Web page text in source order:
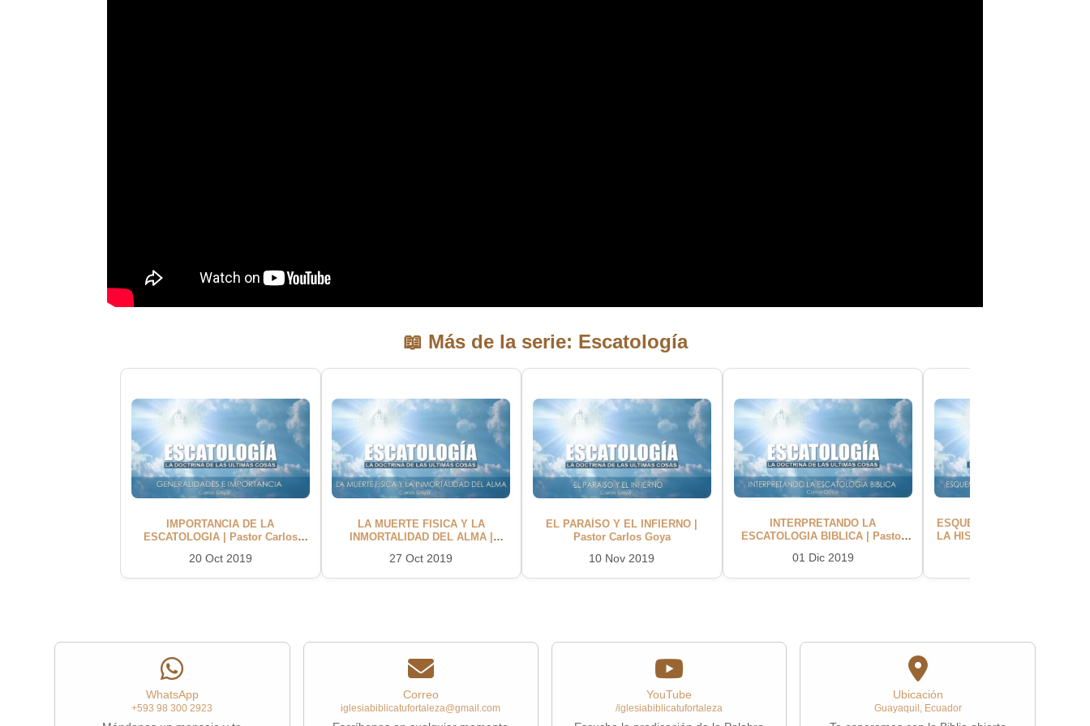
📖 Más de la serie: Escatología
IMPORTANCIA DE LA
ESCATOLOGIA | Pastor Carlos
20 Oct 2019
LA MUERTE FISICA Y LA
INMORTALIDAD DEL ALMA |
27 Oct 2019
EL PARAÍSO Y EL INFIERNO |
Pastor Carlos Goya
10 Nov 2019
INTERPRETANDO LA
ESCATOLOGIA BIBLICA | Pastor
01 Dic 2019
ESQUEMAS
LA HISTORIA | Pastor Carlos
WhatsApp
+593 98 300 2923
Correo
iglesiabiblicatufortaleza@gmail.com
YouTube
/iglesiabiblicatufortaleza
Ubicación
Guayaquil, Ecuador